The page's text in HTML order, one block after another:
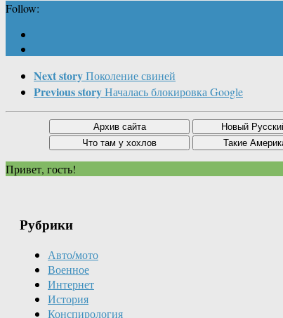
Follow:
Next storyПоколение свиней
Previous storyНачалась блокировка Google
Привет, гость!
Рубрики
Авто/мото
Военное
Интернет
История
Конспирология